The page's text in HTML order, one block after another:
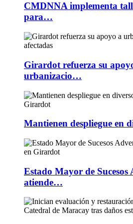
CMDNNA implementa
para…
Girardot refuerza su
urbanizacio…
Mantienen despliegue en
Estado Mayor de Sucesos
atiende…